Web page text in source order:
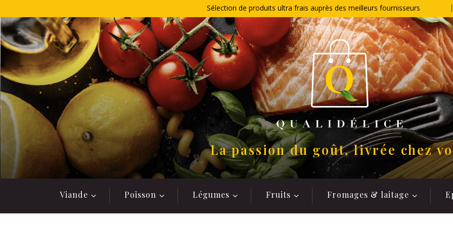
au
contenu
Sélection de produits ultra frais auprès des meilleurs fournisseurs
La passion du goût, livrée chez
Viande Poisson Légumes Fruits Fromages & laitage